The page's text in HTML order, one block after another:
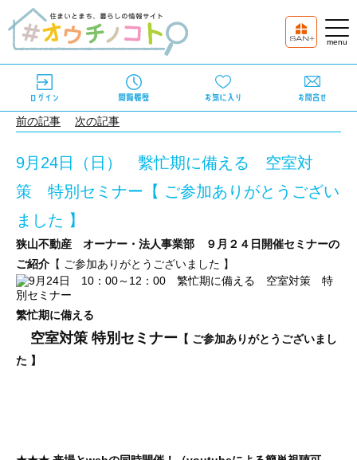
前の記事 次の記事
9月24日（日） 繫忙期に備える 空室対
策 特別セミナー【 ご参加ありがとうござい
ました 】
狭山不動産 オーナー・法人事業部 ９月２４日開催セミナーの
ご紹介 【 ご参加ありがとうございました 】
繁忙期に備える
空室対策 特別セミナー 【 ご参加ありがとうございまし
た 】